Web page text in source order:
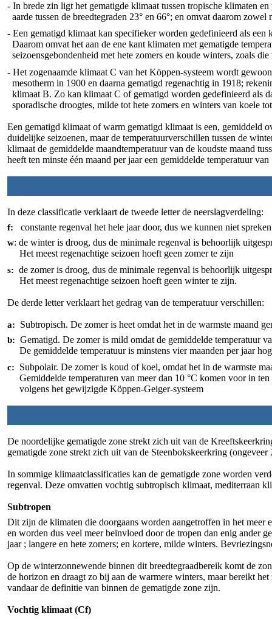
- In brede zin ligt het gematigde klimaat tussen tropische klimaten
aarde tussen de breedtegraden 23° en 66°; en omvat daarom
- Een gematigd klimaat kan specifieker worden gedefinieerd als
Daarom omvat het aan de ene kant klimaten met gematigde
seizoensgebondenheid met hete zomers en koude winters, zoals
- Het zogenaamde klimaat C van het Köppen-systeem wordt
mesotherm in 1900 en daarna gematigd regenachtig in 1918;
klimaat B. Zo kan klimaat C of gematigd worden gedefinieerd als
sporadische droogtes, milde tot hete zomers en winters van koele
Een gematigd klimaat of warm gematigd klimaat is een, gemiddeld
duidelijke seizoenen, maar de temperatuurverschillen tussen de
klimaat de gemiddelde maandtemperatuur van de koudste maand
heeft ten minste één maand per jaar een gemiddelde temperatuur van
In deze classificatie verklaart de tweede letter de neerslagverdeling:
f: constante regenval het hele jaar door, dus we kunnen niet
w: de winter is droog, dus de minimale regenval is behoorlijk
Het meest regenachtige seizoen hoeft geen zomer te zijn
s: de zomer is droog, dus de minimale regenval is behoorlijk
Het meest regenachtige seizoen hoeft geen winter te zijn.
De derde letter verklaart het gedrag van de temperatuur verschillen:
a: Subtropisch. De zomer is heet omdat het in de warmste maand
b: Gematigd. De zomer is mild omdat de gemiddelde temperatuur
De gemiddelde temperatuur is minstens vier maanden per jaar
c: Subpolair. De zomer is koud of koel, omdat het in de warmste
Gemiddelde temperaturen van meer dan 10 °C komen voor in ten
volgens het gewijzigde Köppen-Geiger-systeem
De noordelijke gematigde zone strekt zich uit van de
gematigde zone strekt zich uit van de Steenbokskeerkring
In sommige klimaatclassificaties kan de gematigde zone worden
regenval. Deze omvatten vochtig subtropisch klimaat, mediterraan
Subtropen
Dit zijn de klimaten die doorgaans worden aangetroffen in het meer
en worden dus veel meer beïnvloed door de tropen dan enig ander
jaar ; langere en hete zomers; en kortere, milde winters.
Op de winterzonnewende binnen dit breedtegraadbereik komt de
de horizon en draagt ​​zo bij aan de warmere winters, maar bereikt
vandaar de definitie van binnen de gematigde zone zijn.
Vochtig klimaat (Cf)